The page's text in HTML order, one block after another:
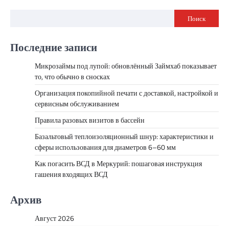
Поиск
Последние записи
Микрозаймы под лупой: обновлённый Займхаб показывает
то, что обычно в сносках
Организация покопийной печати с доставкой, настройкой и
сервисным обслуживанием
Правила разовых визитов в бассейн
Базальтовый теплоизоляционный шнур: характеристики и
сферы использования для диаметров 6–60 мм
Как погасить ВСД в Меркурий: пошаговая инструкция
гашения входящих ВСД
Архив
Август 2026